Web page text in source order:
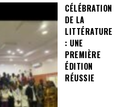
CÉLÉBRATION
DE LA
LITTÉRATURE
: UNE
PREMIÈRE
ÉDITION
RÉUSSIE